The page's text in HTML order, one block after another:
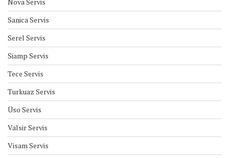
Sanica Servis
Serel Servis
Siamp Servis
Tece Servis
Turkuaz Servis
Üso Servis
Valsir Servis
Visam Servis